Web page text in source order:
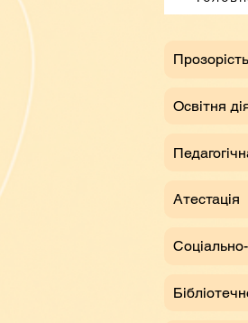
Освітня
Атестація